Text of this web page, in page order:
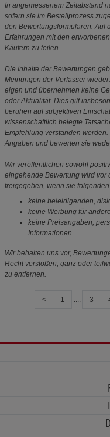
In angemessenem Zeitabstand
sofern sie im Bestellprozess
den Bewertungsformularen. Auf
Erfahrungen mit den
Käufern zu teilen.
Die Inhalte der Bewertungen
Meinungen der Verfasser
eigen und übernehmen keine
oder Aktualität. Dies gilt
beruhen auf subjektiven
wissenschaftlich belegte
Empfehlung verstanden
Angaben und bewerten sie
Wir veröffentlichen sowohl
eingehende Bewertung wird vor
freigegeben, wenn sie
keine beleidigenden,
keine Werbung für
keine Preisangaben,
Informationen.
Wir behalten uns vor,
Recht verstoßen, ganz oder
zu entfernen.
< 1 .... 3